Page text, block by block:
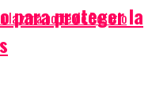
la zona norte de Rosario
para proteger la